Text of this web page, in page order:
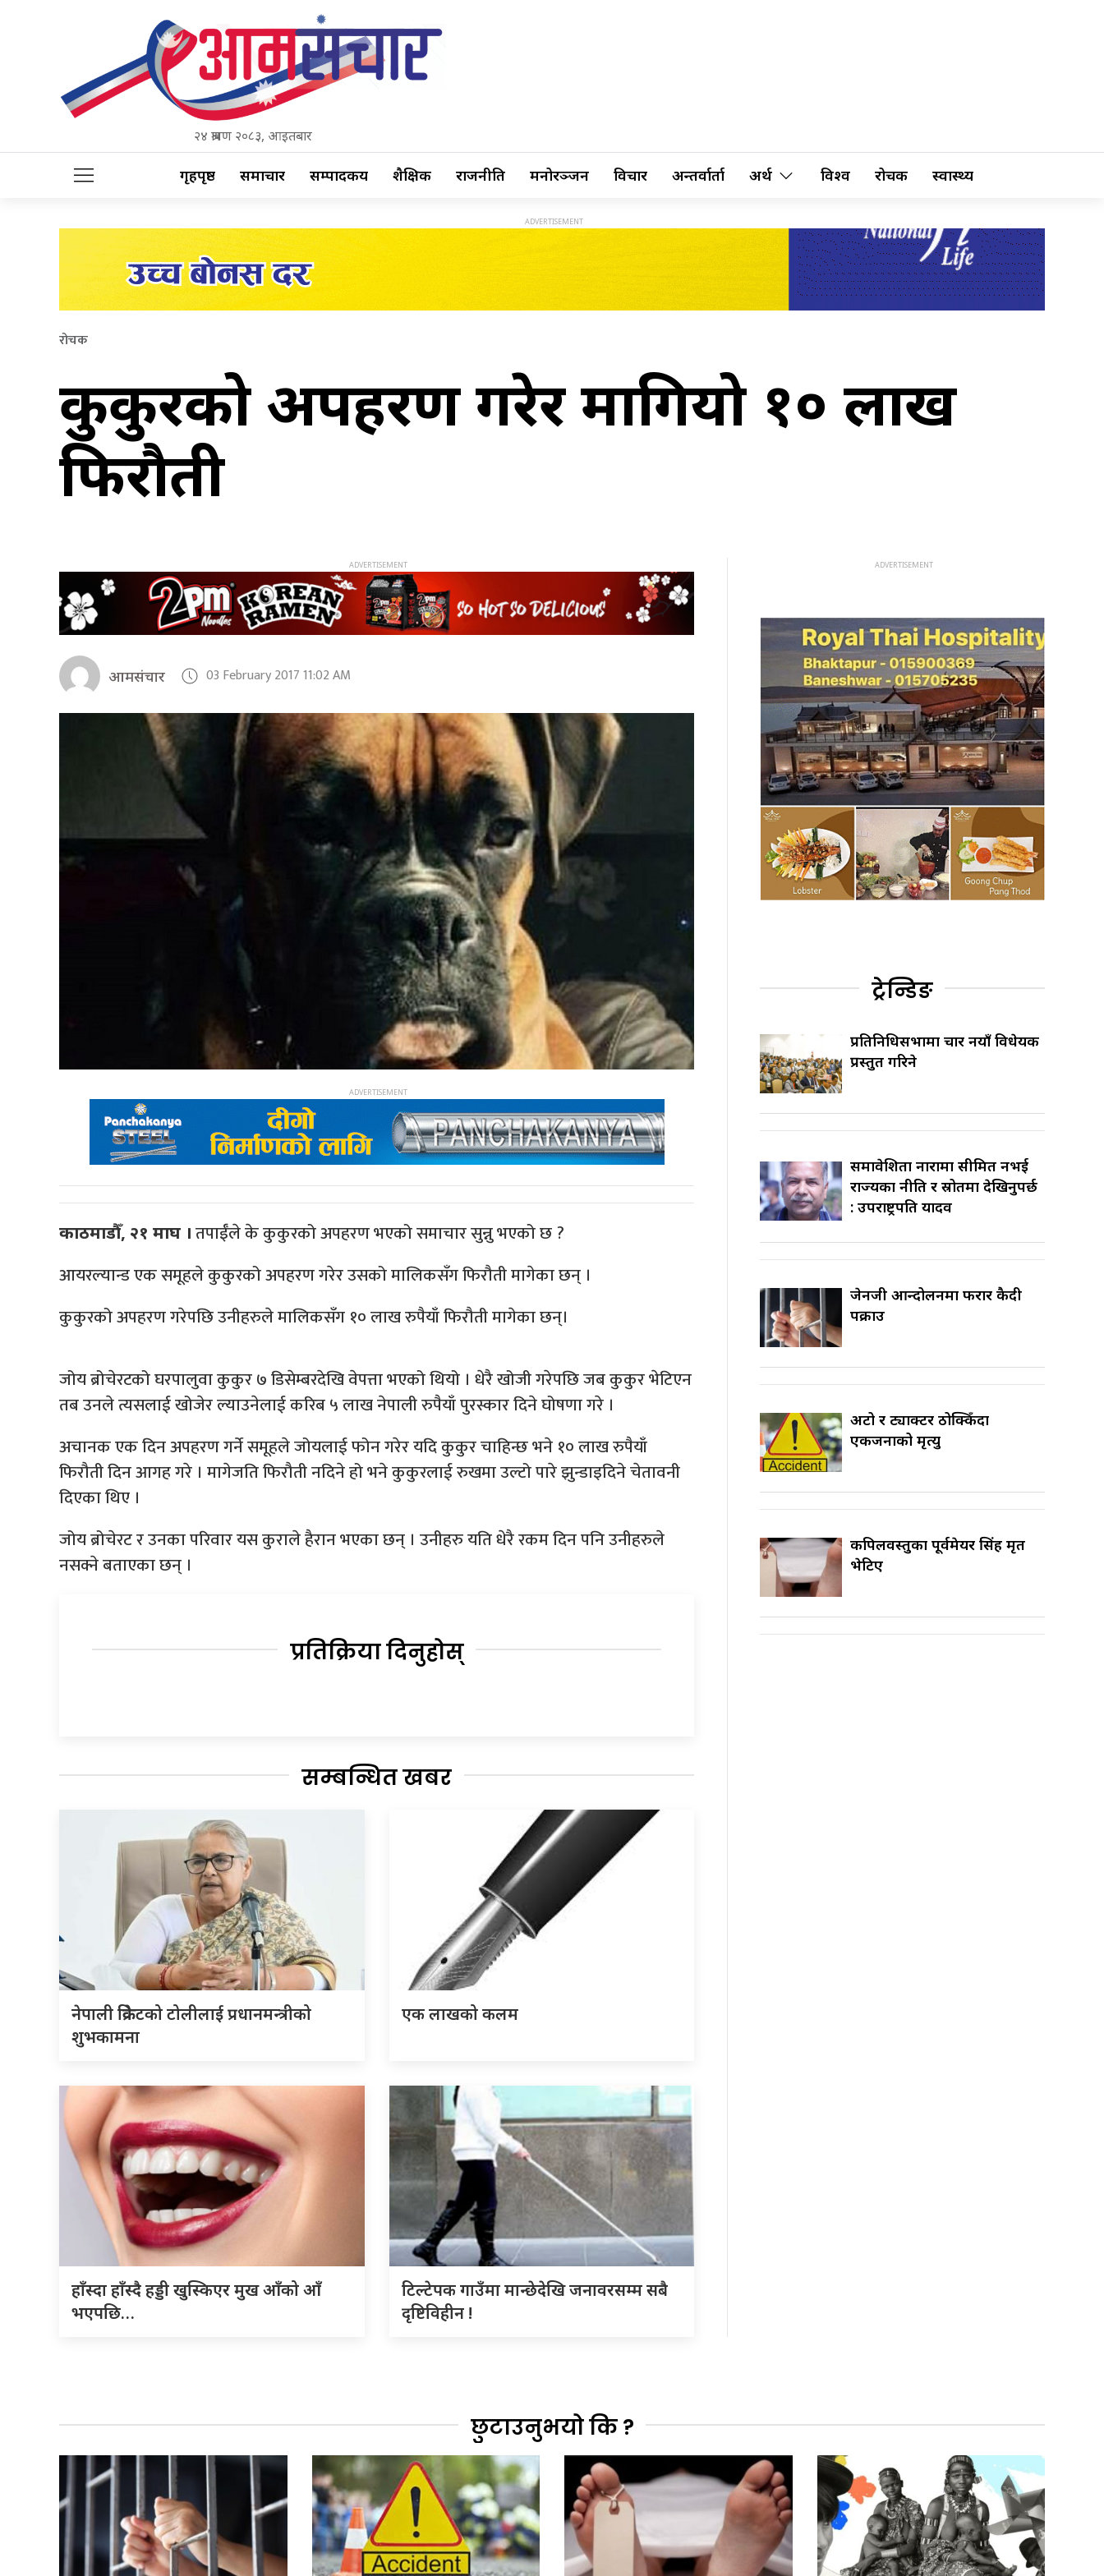
२४ श्रावण २०८३, आइतबार
गृहपृष्ठ समाचार सम्पादकीय शैक्षिक राजनीति मनोरञ्जन विचार अन्तर्वार्ता अर्थ विश्व रोचक स्वास्थ्य
रोचक
कुकुरको अपहरण गरेर मागियो १० लाख
फिरौती
आमसंचार 03 February 2017 11:02 AM
काठमाडौँ, २१ माघ । तपाईँले के कुकुरको अपहरण भएको समाचार सुन्नु भएको छ ?
आयरल्यान्ड एक समूहले कुकुरको अपहरण गरेर उसको मालिकसँग फिरौती मागेका छन् ।
कुकुरको अपहरण गरेपछि उनीहरुले मालिकसँग १० लाख रुपैयाँ फिरौती मागेका छन्।
जोय ब्रोचेरटको घरपालुवा कुकुर ७ डिसेम्बरदेखि वेपत्ता भएको थियो । धेरै खोजी गरेपछि जब कुकुर भेटिएन
तब उनले त्यसलाई खोजेर ल्याउनेलाई करिब ५ लाख नेपाली रुपैयाँ पुरस्कार दिने घोषणा गरे ।
अचानक एक दिन अपहरण गर्ने समूहले जोयलाई फोन गरेर यदि कुकुर चाहिन्छ भने १० लाख रुपैयाँ
फिरौती दिन आगह गरे । मागेजति फिरौती नदिने हो भने कुकुरलाई रुखमा उल्टो पारे झुन्डाइदिने चेतावनी
दिएका थिए ।
जोय ब्रोचेरट र उनका परिवार यस कुराले हैरान भएका छन् । उनीहरु यति धेरै रकम दिन पनि उनीहरुले
नसक्ने बताएका छन् ।
प्रतिक्रिया दिनुहोस्
सम्बन्धित खबर
नेपाली क्रिकेटको टोलीलाई प्रधानमन्त्रीको
शुभकामना
एक लाखको कलम
हाँस्दा हाँस्दै हड्डी खुस्किएर मुख आँको आँ
भएपछि…
टिल्टेपक गाउँमा मान्छेदेखि जनावरसम्म सबै
दृष्टिविहीन !
ट्रेन्डिङ
प्रतिनिधिसभामा चार नयाँ विधेयक
प्रस्तुत गरिने
समावेशिता नारामा सीमित नभई
राज्यका नीति र स्रोतमा देखिनुपर्छ
: उपराष्ट्रपति यादव
जेनजी आन्दोलनमा फरार कैदी
पक्राउ
अटो र ट्याक्टर ठोक्किँदा
एकजनाको मृत्यु
कपिलवस्तुका पूर्वमेयर सिंह मृत
भेटिए
छुटाउनुभयो कि ?